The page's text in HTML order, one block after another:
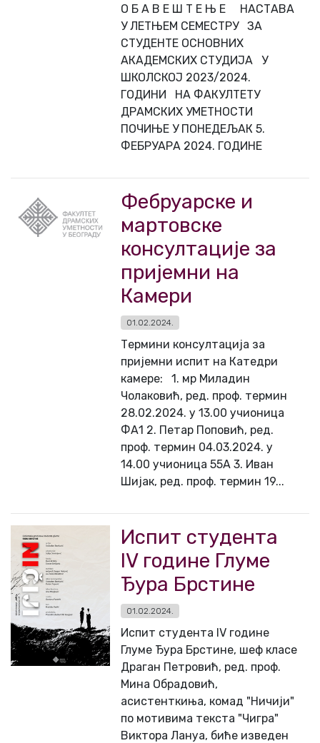
О Б А В Е Ш Т Е Њ Е НАСТАВА
У ЛЕТЊЕМ СЕМЕСТРУ ЗА
СТУДЕНТЕ ОСНОВНИХ
АКАДЕМСКИХ СТУДИЈА У
ШКОЛСКОЈ 2023/2024.
ГОДИНИ НА ФАКУЛТЕТУ
ДРАМСКИХ УМЕТНОСТИ
ПОЧИЊЕ У ПОНЕДЕЉАК 5.
ФЕБРУАРА 2024. ГОДИНЕ
Фебруарске и
мартовске
консултације за
пријемни на
Камери
01.02.2024.
Термини консултација за
пријемни испит на Катедри
камере: 1. мр Миладин
Чолаковић, ред. проф. термин
28.02.2024. у 13.00 учионица
ФА1 2. Петар Поповић, ред.
проф. термин 04.03.2024. у
14.00 учионица 55А 3. Иван
Шијак, ред. проф. термин 19...
Испит студента
IV године Глуме
Ђура Брстине
01.02.2024.
Испит студента IV године
Глуме Ђура Брстине, шеф класе
Драган Петровић, ред. проф.
Мина Обрадовић,
асистенткиња, комад "Ничији"
по мотивима текста "Чигра"
Виктора Лануа, биће изведен